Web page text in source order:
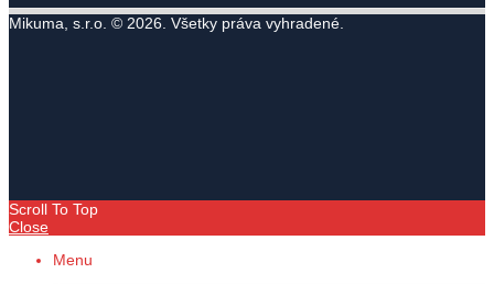
Mikuma, s.r.o. © 2026. Všetky práva vyhradené.
Scroll To Top
Close
Menu